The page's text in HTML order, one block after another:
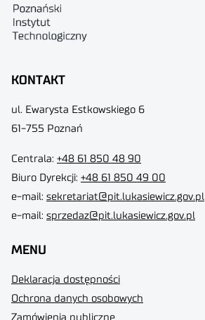
KONTAKT
ul. Ewarysta Estkowskiego 6
61-755 Poznań
Centrala: +48 61 850 48 90
Biuro Dyrekcji: +48 61 850 49 00
e-mail: sekretariat@pit.lukasiewicz.gov.pl
e-mail: sprzedaz@pit.lukasiewicz.gov.pl
MENU
Deklaracja dostępności
Ochrona danych osobowych
Zamówienia publiczne